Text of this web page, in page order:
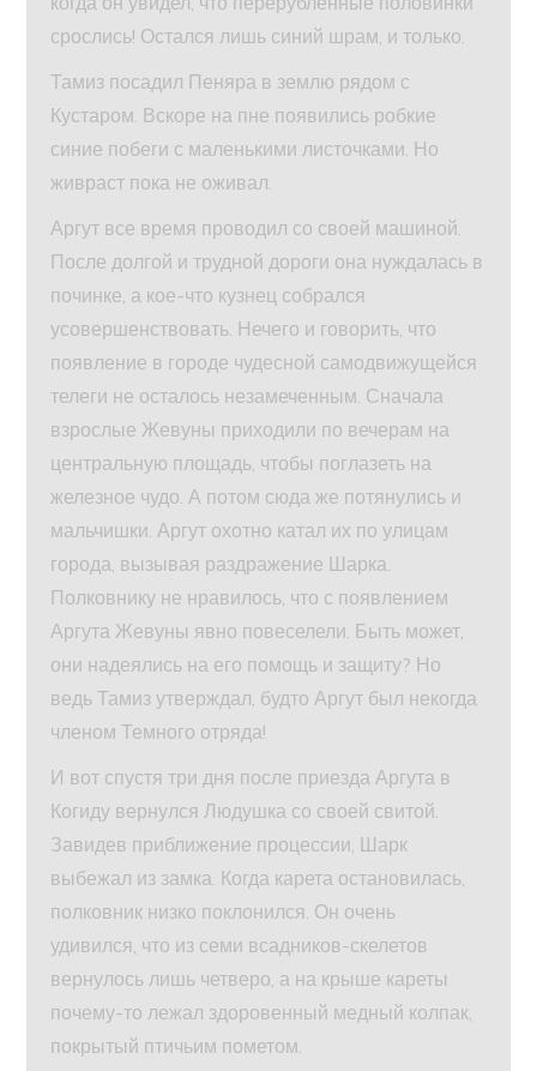
срослись! Остался лишь синий шрам, и только.
Тамиз посадил Пеняра в землю рядом с
Кустаром. Вскоре на пне появились робкие
синие побеги с маленькими листочками. Но
живраст пока не оживал.
Аргут все время проводил со своей машиной.
После долгой и трудной дороги она нуждалась в
починке, а кое-что кузнец собрался
усовершенствовать. Нечего и говорить, что
появление в городе чудесной самодвижущейся
телеги не осталось незамеченным. Сначала
взрослые Жевуны приходили по вечерам на
центральную площадь, чтобы поглазеть на
железное чудо. А потом сюда же потянулись и
мальчишки. Аргут охотно катал их по улицам
города, вызывая раздражение Шарка.
Полковнику не нравилось, что с появлением
Аргута Жевуны явно повеселели. Быть может,
они надеялись на его помощь и защиту? Но
ведь Тамиз утверждал, будто Аргут был некогда
членом Темного отряда!
И вот спустя три дня после приезда Аргута в
Когиду вернулся Людушка со своей свитой.
Завидев приближение процессии, Шарк
выбежал из замка. Когда карета остановилась,
полковник низко поклонился. Он очень
удивился, что из семи всадников-скелетов
вернулось лишь четверо, а на крыше кареты
почему-то лежал здоровенный медный колпак,
покрытый птичьим пометом.